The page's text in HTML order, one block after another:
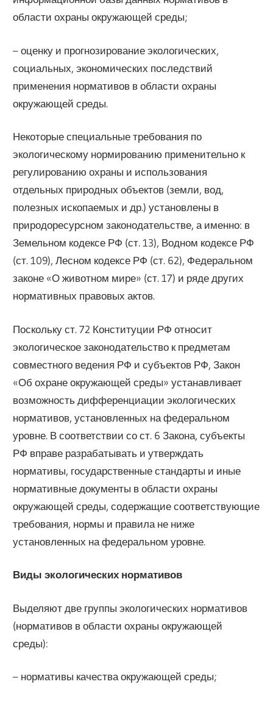
области охраны окружающей среды;
– оценку и прогнозирование экологических,
социальных, экономических последствий
применения нормативов в области охраны
окружающей среды.
Некоторые специальные требования по
экологическому нормированию применительно к
регулированию охраны и использования
отдельных природных объектов (земли, вод,
полезных ископаемых и др.) установлены в
природоресурсном законодательстве, а именно: в
Земельном кодексе РФ (ст. 13), Водном кодексе РФ
(ст. 109), Лесном кодексе РФ (ст. 62), Федеральном
законе «О животном мире» (ст. 17) и ряде других
нормативных правовых актов.
Поскольку ст. 72 Конституции РФ относит
экологическое законодательство к предметам
совместного ведения РФ и субъектов РФ, Закон
«Об охране окружающей среды» устанавливает
возможность дифференциации экологических
нормативов, установленных на федеральном
уровне. В соответствии со ст. 6 Закона, субъекты
РФ вправе разрабатывать и утверждать
нормативы, государственные стандарты и иные
нормативные документы в области охраны
окружающей среды, содержащие соответствующие
требования, нормы и правила не ниже
установленных на федеральном уровне.
Виды экологических нормативов
Выделяют две группы экологических нормативов
(нормативов в области охраны окружающей
среды):
– нормативы качества окружающей среды;